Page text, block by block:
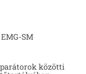
SM
közötti